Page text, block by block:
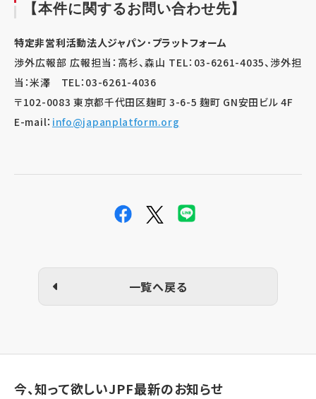
【本件に関するお問い合わせ先】
特定非営利活動法人ジャパン･プラットフォーム
渉外広報部 広報担当：高杉、森山 TEL：03-6261-4035、渉外担
当：米澤
TEL： 03-6261-4036
〒102-0083 東京都千代田区麹町 3-6-5 麹町 GN安田ビル 4F
E-mail： info@japanplatform.org
一覧へ戻る
今、知って欲しいJPF最新のお知らせ